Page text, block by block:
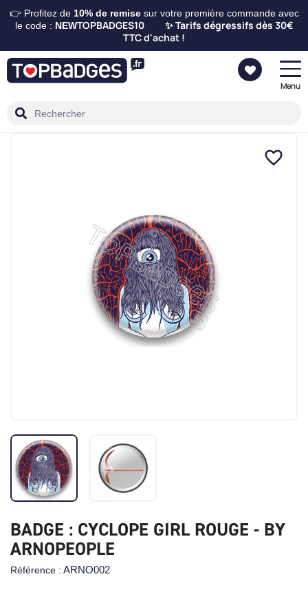
👉 Profitez de 10% de remisesur votre première commande avec
le code : NEWTOPBADGES10 ✨ Tarifs dégressifs dès 30€
TTC d'achat !
Menu
favorite_border
BADGE : CYCLOPE GIRL ROUGE - BY
ARNOPEOPLE
Référence : ARNO002